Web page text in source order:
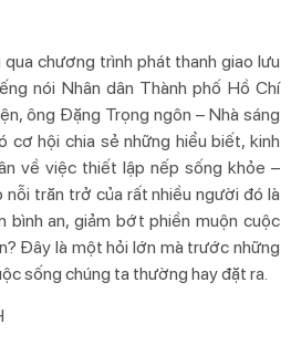
chương trình phát thanh giao lưu
nói Nhân dân Thành phố Hồ Chí
ông Đặng Trọng ngôn – Nhà sáng
cơ hội chia sẻ những hiểu biết, kinh
về việc thiết lập nếp sống khỏe –
nỗi trăn trở của rất nhiều người đó là
bình an, giảm bớt phiền muộn cuộc
Đây là một hỏi lớn mà trước những
sống chúng ta thường hay đặt ra.